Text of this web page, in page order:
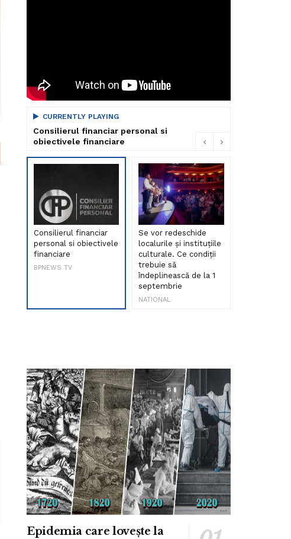
CURRENTLY PLAYING
Consilierul financiar personal si
obiectivele financiare
Consilierul financiar
personal si obiectivele
financiare
BPNEWS TV
Se vor redeschide
localurile și instituțiile
culturale. Ce condiții
trebuie să
îndeplinească de la 1
septembrie
NATIONAL
Epidemia care lovește la